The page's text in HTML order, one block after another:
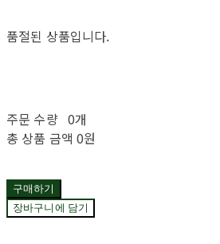
품절된 상품입니다.
주문 수량 0개
총 상품 금액 0원
구매하기
장바구니에 담기